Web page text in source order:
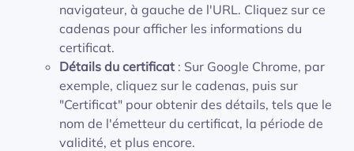
navigateur, à gauche de l'URL. Cliquez sur ce
cadenas pour afficher les informations du
certificat.
Détails du certificat : Sur Google Chrome, par
exemple, cliquez sur le cadenas, puis sur
"Certificat" pour obtenir des détails, tels que le
nom de l'émetteur du certificat, la période de
validité, et plus encore.